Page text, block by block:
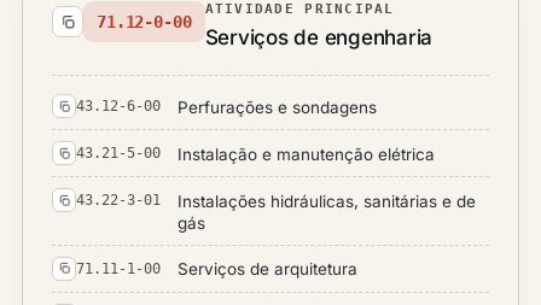
71.12-0-00
ATIVIDADE PRINCIPAL
Serviços de engenharia
43.12-6-00 Perfurações e sondagens
43.21-5-00 Instalação e manutenção elétrica
43.22-3-01
Instalações hidráulicas, sanitárias e de
gás
71.11-1-00 Serviços de arquitetura